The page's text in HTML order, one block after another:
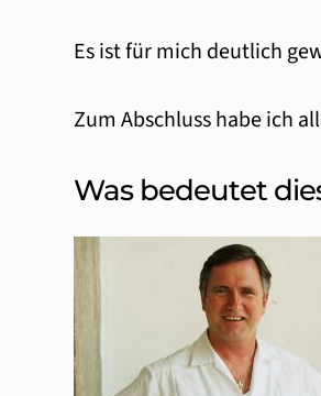
Es ist für mich deutlich
Zum Abschluss habe ich
Was bedeutet